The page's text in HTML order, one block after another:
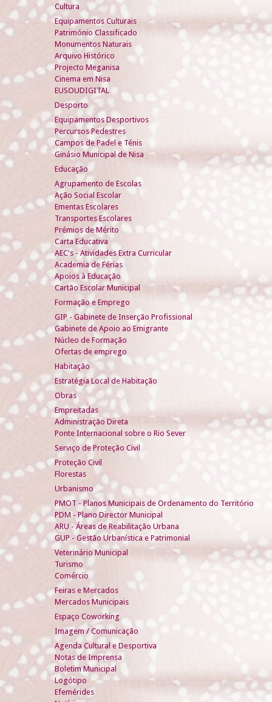
Cultura
Equipamentos Culturais
Património Classificado
Monumentos Naturais
Arquivo Histórico
Projecto Meganisa
Cinema em Nisa
EUSOUDIGITAL
Desporto
Equipamentos Desportivos
Percursos Pedestres
Campos de Padel e Ténis
Ginásio Municipal de Nisa
Educação
Agrupamento de Escolas
Ação Social Escolar
Ementas Escolares
Transportes Escolares
Prémios de Mérito
Carta Educativa
AEC's - Atividades Extra Curricular
Academia de Férias
Apoios à Educação
Cartão Escolar Municipal
Formação e Emprego
GIP - Gabinete de Inserção Profissional
Gabinete de Apoio ao Emigrante
Núcleo de Formação
Ofertas de emprego
Habitação
Estratégia Local de Habitação
Obras
Empreitadas
Administração Direta
Ponte Internacional sobre o Rio Sever
Serviço de Proteção Civil
Proteção Civil
Florestas
Urbanismo
PMOT - Planos Municipais de Ordenamento do Território
PDM - Plano Director Municipal
ARU - Áreas de Reabilitação Urbana
GUP - Gestão Urbanística e Patrimonial
Veterinário Municipal
Turismo
Comércio
Feiras e Mercados
Mercados Municipais
Espaço Coworking
Imagem / Comunicação
Agenda Cultural e Desportiva
Notas de Imprensa
Boletim Municipal
Logótipo
Efemérides